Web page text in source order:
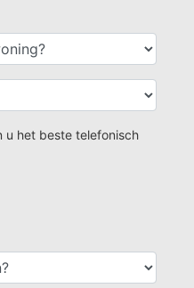
u het beste telefonisch